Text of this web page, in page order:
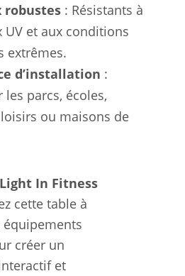
robustes : Résistants à
UV et aux conditions
extrêmes.
d’installation :
les parcs, écoles,
ou maisons de
In Fitness
cette table à
équipements
créer un
et